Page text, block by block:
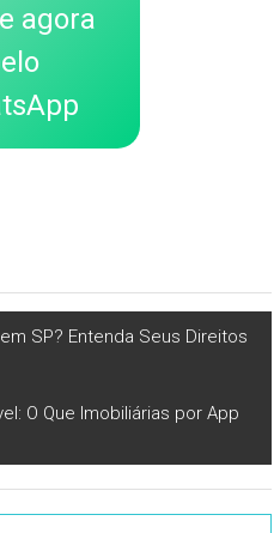
agora
SP? Entenda Seus Direitos
O Que Imobiliárias por App